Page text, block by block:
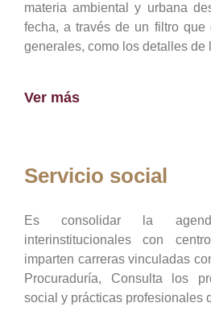
materia ambiental y urbana
fecha, a través de un filtro que
generales, como los detalles de
Ver más
Servicio social
Es consolidar la
interinstitucionales con
imparten carreras vinculadas
Procuraduría, Consulta los
social y prácticas profesionales